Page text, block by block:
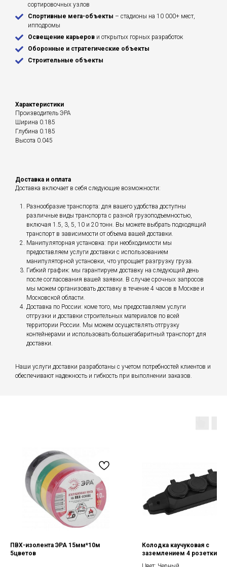
сортировочных узлов
Спортивные мега-объекты – стадионы на 10 000+ мест,
ипподромы
Освещение карьеров и открытых горных разработок
Оборонные и стратегические объекты
Строительные объекты
Характеристики
Производитель ЭРА
Ширина 0.185
Глубина 0.185
Высота 0.045
Доставка и оплата
Доставка включает в себя следующие возможности:
Разнообразие транспорта: для вашего удобства доступны
различные виды транспорта с разной грузоподъемностью,
включая 1.5, 3, 5, 10 и 20 тонн. Вы можете выбрать подходящий
транспорт в зависимости от объема вашей доставки.
Манипуляторная установка: при необходимости мы
предоставляем услуги доставки с использованием
манипуляторной установки, что упрощает разгрузку груза.
Гибкий график: мы гарантируем доставку на следующий день
после согласования вашей заявки. В случае срочных запросов
мы можем организовать доставку в течение 4 часов в Москве и
Московской области.
Доставка по России: коме того, мы предоставляем услуги
отгрузки и доставки строительных материалов по всей
территории России. Мы можем осуществлять отгрузку
контейнерами и использовать большегабаритный транспорт для
доставки.
Наши услуги доставки разработаны с учетом потребностей клиентов и
обеспечивают надежность и гибкость при выполнении заказов.
ПВХ-изолента ЭРА 15мм*10м
5цветов
Колодка каучуковая с
заземлением 4 розетки